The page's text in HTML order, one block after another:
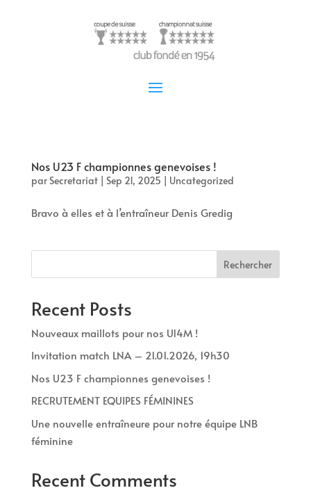
Nos U23 F championnes genevoises !
parSecretariat| Sep 21, 2025 | Uncategorized
Bravo à elles et à l’entraîneur Denis Gredig
Rechercher
Recent Posts
Nouveaux maillots pour nos U14M !
Invitation match LNA – 21.01.2026, 19h30
Nos U23 F championnes genevoises !
RECRUTEMENT EQUIPES FÉMININES
Une nouvelle entraîneure pour notre équipe LNB
féminine
Recent Comments